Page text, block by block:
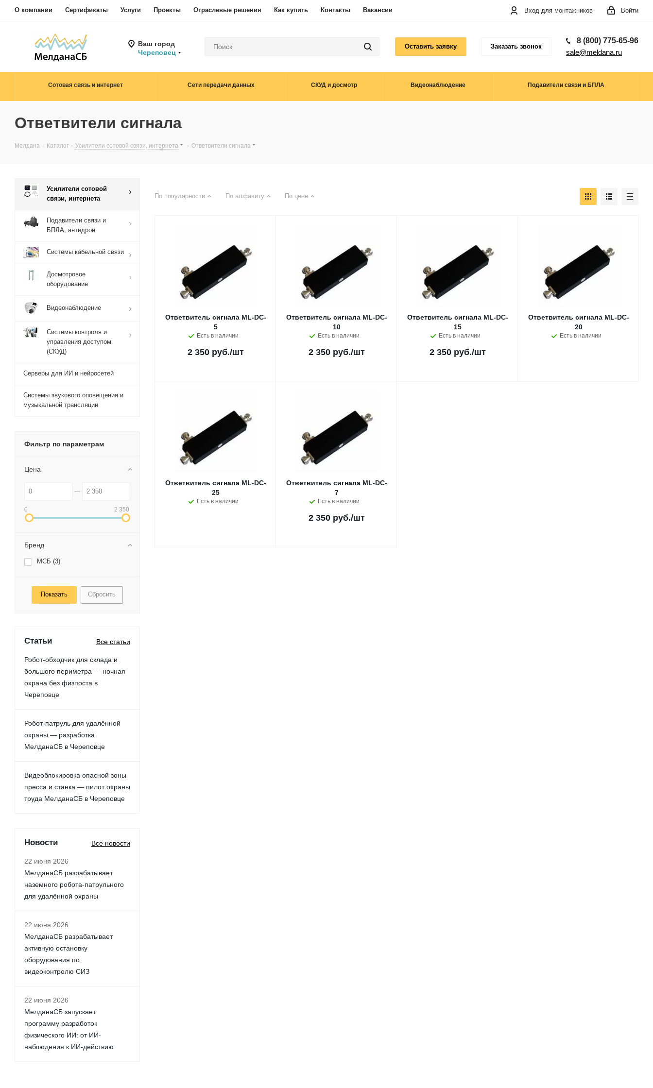
О компании Сертификаты Услуги Проекты Отраслевые решения Как купить Контакты Вакансии Войти
Вход для монтажников
Ваш город
Череповец
Оставить заявку Заказать звонок
8 (800) 775-65-96
sale@meldana.ru
Сотовая связь и интернет Сети передачи данных СКУД и досмотр Видеонаблюдение Подавители связи и БПЛА
Ответвители сигнала
Мелдана - Каталог - Усилители сотовой связи, интернета - Ответвители сигнала
По популярности По алфавиту По цене
Ответвитель сигнала ML-DC-
5
Есть в наличии
2 350 руб./шт
Ответвитель сигнала ML-DC-
10
Есть в наличии
2 350 руб./шт
Ответвитель сигнала ML-DC-
15
Есть в наличии
2 350 руб./шт
Ответвитель сигнала ML-DC-
20
Есть в наличии
Ответвитель сигнала ML-DC-
25
Есть в наличии
Ответвитель сигнала ML-DC-
7
Есть в наличии
2 350 руб./шт
Усилители сотовой
связи, интернета
Подавители связи и
БПЛА, антидрон
Системы кабельной связи
Досмотровое
оборудование
Видеонаблюдение
Системы контроля и
управления доступом
(СКУД)
Серверы для ИИ и нейросетей
Системы звукового оповещения и
музыкальной трансляции
Фильтр по параметрам
Цена
0 2 350
Бренд
МСБ (3)
Сбросить
Статьи Все статьи
Робот-обходчик для склада и
большого периметра — ночная
охрана без физпоста в
Череповце
Робот-патруль для удалённой
охраны — разработка
МелданаСБ в Череповце
Видеоблокировка опасной зоны
пресса и станка — пилот охраны
труда МелданаСБ в Череповце
Новости Все новости
22 июня 2026
МелданаСБ разрабатывает
наземного робота-патрульного
для удалённой охраны
22 июня 2026
МелданаСБ разрабатывает
активную остановку
оборудования по
видеоконтролю СИЗ
22 июня 2026
МелданаСБ запускает
программу разработок
физического ИИ: от ИИ-
наблюдения к ИИ-действию